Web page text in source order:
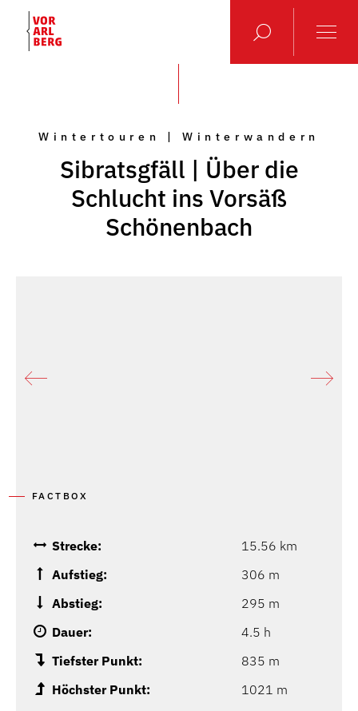
Wintertouren | Winterwandern
Sibratsgfäll | Über die
Schlucht ins Vorsäß
Schönenbach
FACTBOX
Strecke:
15.56 km
Aufstieg:
306 m
Abstieg:
295 m
Dauer:
4.5 h
Tiefster Punkt:
835 m
Höchster Punkt:
1021 m